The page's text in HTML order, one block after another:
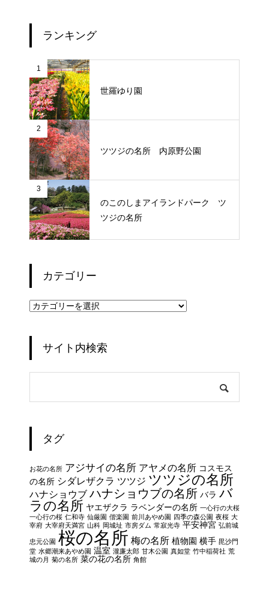
ランキング
1
世羅ゆり園
2
ツツジの名所 内原野公園
3
のこのしまアイランドパーク ツ
ツジの名所
カテゴリー
カ
テ
ー
サイト内検索
タグ
お花の名所 アジサイの名所 アヤメの名所 コスモス
の名所 シダレザクラ ツツジ ツツジの名所
ハナショウブ ハナショウブの名所 バラ バ
ラの名所 ヤエザクラ ラベンダーの名所 一心行の大桜
一心行の桜 仁和寺 仙厳園 偕楽園 前川あやめ園 四季の森公園 夜桜 大
宰府 大宰府天満宮 山科 岡城址 市房ダム 常寂光寺 平安神宮 弘前城
忠元公園 桜の名所 梅の名所 植物園 横手 毘沙門
堂 水郷潮来あやめ園 温室 瀧廉太郎 甘木公園 真如堂 竹中稲荷社 荒
城の月 菊の名所 菜の花の名所 角館